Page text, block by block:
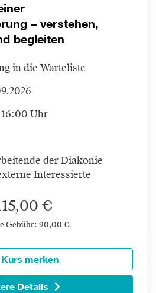
– verstehen,
begleiten
in die Warteliste
Uhr
der Diakonie
Interessierte
€
Gebühr: 90,00 €
merken
Details